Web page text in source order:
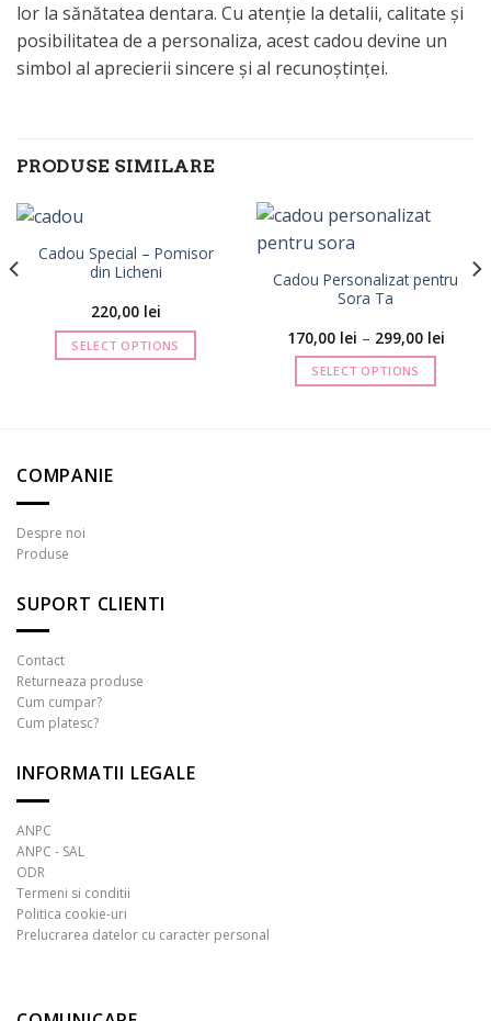
lor la sănătatea dentara. Cu atenție la detalii, calitate și
posibilitatea de a personaliza, acest cadou devine un
simbol al aprecierii sincere și al recunoștinței.
PRODUSE SIMILARE
Cadou Special – Pomisor
din Licheni
220,00 lei
SELECT OPTIONS
Cadou Personalizat pentru
Sora Ta
170,00 lei – 299,00 lei
de
SELECT OPTIONS
COMPANIE
Despre noi
Produse
SUPORT CLIENTI
Contact
Returneaza produse
Cum cumpar?
Cum platesc?
INFORMATII LEGALE
ANPC
ANPC - SAL
ODR
Termeni si conditii
Politica cookie-uri
Prelucrarea datelor cu caracter personal